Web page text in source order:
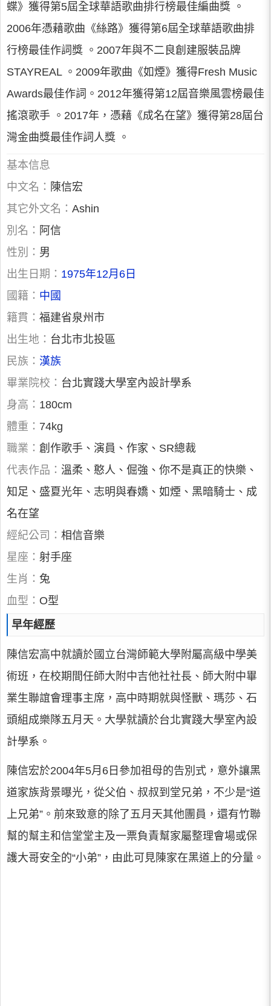
蝶》獲得第5屆全球華語歌曲排行榜最佳編曲獎 。
2006年憑藉歌曲《絲路》獲得第6屆全球華語歌曲排
行榜最佳作詞獎 。2007年與不二良創建服裝品牌
STAYREAL 。2009年歌曲《如煙》獲得Fresh Music
Awards最佳作詞。2012年獲得第12屆音樂風雲榜最佳
搖滾歌手 。2017年，憑藉《成名在望》獲得第28屆台
灣金曲獎最佳作詞人獎 。
基本信息
中文名： 陳信宏
其它外文名： Ashin
別名： 阿信
性別： 男
出生日期： 1975年12月6日
國籍： 中國
籍貫： 福建省泉州市
出生地： 台北市北投區
民族： 漢族
畢業院校： 台北實踐大學室內設計學系
身高： 180cm
體重： 74kg
職業： 創作歌手、演員、作家、SR總裁
代表作品： 溫柔、憨人、倔強、你不是真正的快樂、
知足、盛夏光年、志明與春嬌、如煙、黑暗騎士、成
名在望
經紀公司： 相信音樂
星座： 射手座
生肖： 兔
血型： O型
早年經歷
陳信宏高中就讀於國立台灣師範大學附屬高級中學美
術班，在校期間任師大附中吉他社社長、師大附中畢
業生聯誼會理事主席，高中時期就與怪獸、瑪莎、石
頭組成樂隊五月天。大學就讀於台北實踐大學室內設
計學系。
陳信宏於2004年5月6日參加祖母的告別式，意外讓黑
道家族背景曝光，從父伯、叔叔到堂兄弟，不少是“道
上兄弟”。前來致意的除了五月天其他團員，還有竹聯
幫的幫主和信堂堂主及一票負責幫家屬整理會場或保
護大哥安全的“小弟”，由此可見陳家在黑道上的分量。